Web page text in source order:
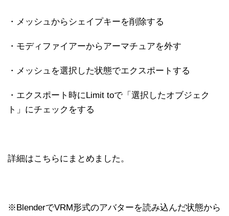
・メッシュからシェイプキーを削除する
・モディファイアーからアーマチュアを外す
・メッシュを選択した状態でエクスポートする
・エクスポート時にLimit toで「選択したオブジェク
ト」にチェックをする
詳細はこちらにまとめました。
※BlenderでVRM形式のアバターを読み込んだ状態から